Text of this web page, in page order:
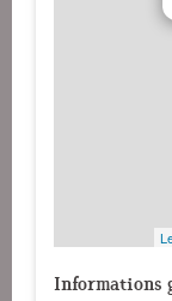
Informations